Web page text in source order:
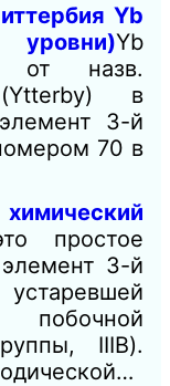
Yb
Yb
от назв.
в
3-й
70 в
простое
3-й
IIIB).